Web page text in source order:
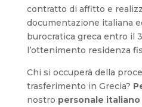
contratto di affitto e
documentazione italiana
burocratica greca entro il
l’ottenimento residenza
Chi si occuperà della
trasferimento in Grecia?
nostro personale italiano